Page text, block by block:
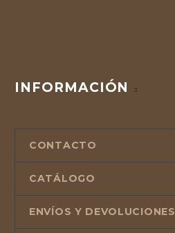
INFORMACIÓN
CONTACTO
CATÁLOGO
ENVÍOS Y DEVOLUCIONES